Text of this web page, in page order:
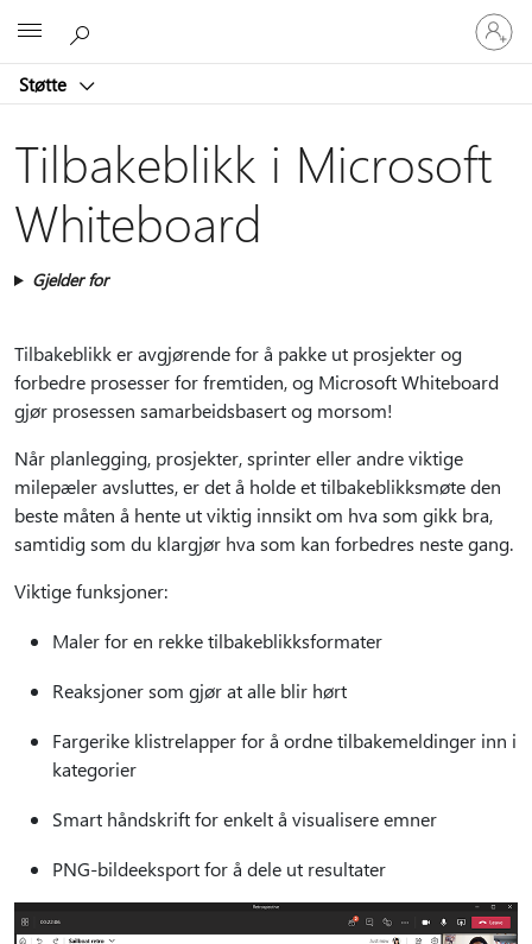
Støtte
Logg
på
kontoen
Tilbakeblikk i Microsoft
Whiteboard
Gjelder for
Tilbakeblikk er avgjørende for å pakke ut prosjekter og
forbedre prosesser for fremtiden, og Microsoft Whiteboard
gjør prosessen samarbeidsbasert og morsom!
Når planlegging, prosjekter, sprinter eller andre viktige
milepæler avsluttes, er det å holde et tilbakeblikksmøte den
beste måten å hente ut viktig innsikt om hva som gikk bra,
samtidig som du klargjør hva som kan forbedres neste gang.
Viktige funksjoner:
Maler for en rekke tilbakeblikksformater
Reaksjoner som gjør at alle blir hørt
Fargerike klistrelapper for å ordne tilbakemeldinger inn i
kategorier
Smart håndskrift for enkelt å visualisere emner
PNG-bildeeksport for å dele ut resultater